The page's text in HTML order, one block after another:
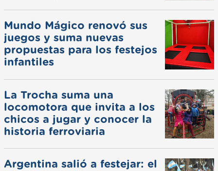
Mundo Mágico renovó sus
juegos y suma nuevas
propuestas para los festejos
infantiles
La Trocha suma una
locomotora que invita a los
chicos a jugar y conocer la
historia ferroviaria
Argentina salió a festejar: el